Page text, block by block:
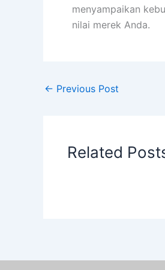
menyampaikan
nilai merek Anda.
← Previous Post
Related